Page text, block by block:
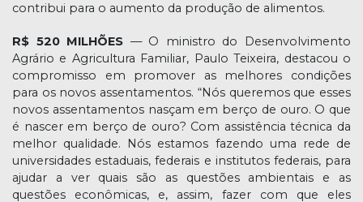
contribui para o aumento da produção de alimentos.
R$ 520 MILHÕES — O ministro do Desenvolvimento
Agrário e Agricultura Familiar, Paulo Teixeira, destacou o
compromisso em promover as melhores condições
para os novos assentamentos. “Nós queremos que esses
novos assentamentos nasçam em berço de ouro. O que
é nascer em berço de ouro? Com assistência técnica da
melhor qualidade. Nós estamos fazendo uma rede de
universidades estaduais, federais e institutos federais, para
ajudar a ver quais são as questões ambientais e as
questões econômicas, e, assim, fazer com que eles